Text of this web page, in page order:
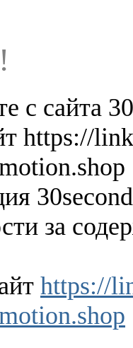
с сайта
https://
за
https://